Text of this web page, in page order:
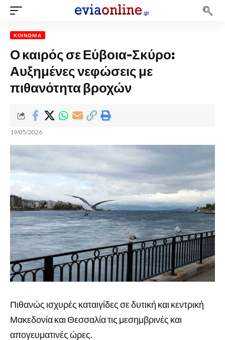
ΚΟΙΝΩΝΊΑ
Ο καιρός σε Εύβοια-Σκύρο:
Αυξημένες νεφώσεις με
πιθανότητα βροχών
19/05/2026
Πιθανώς ισχυρές καταιγίδες σε δυτική και κεντρική
Μακεδονία και Θεσσαλία τις μεσημβρινές και
απογευματινές ώρες.